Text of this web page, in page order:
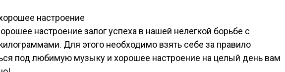
настроение
настроение залог успеха в нашей нелегкой борьбе с
Для этого необходимо взять себе за правило
под любимую музыку и хорошее настроение на целый день вам